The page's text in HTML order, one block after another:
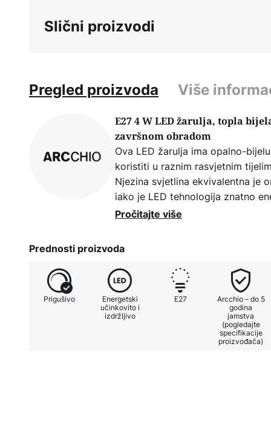
Slični proizvodi
Pregled proizvoda Više
E27 4 W LED žarulja, topla
završnom obradom
Ova LED žarulja ima opalno-
koristiti u raznim rasvjetnim
Njezina svjetlina ekvivalentna je
iako je LED tehnologija znatno
- Dimabilno s prednjim i stražnjim
Pročitajte više
Prednosti proizvoda
Prigušivo
Energetski
učinkovito i
izdržljivo
E27
Arcchio – do 5
godina
jamstva
(pogledajte
specifikacije
proizvođača)